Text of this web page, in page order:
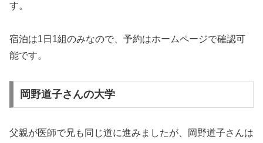
す。
宿泊は1日1組のみなので、予約はホームページで確認可
能です。
岡野道子さんの大学
父親が医師で兄も同じ道に進みましたが、岡野道子さんは